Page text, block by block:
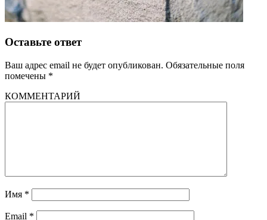
Оставьте ответ
Ваш адрес email не будет опубликован. Обязательные поля
помечены *
КОММЕНТАРИЙ
Имя *
Email *